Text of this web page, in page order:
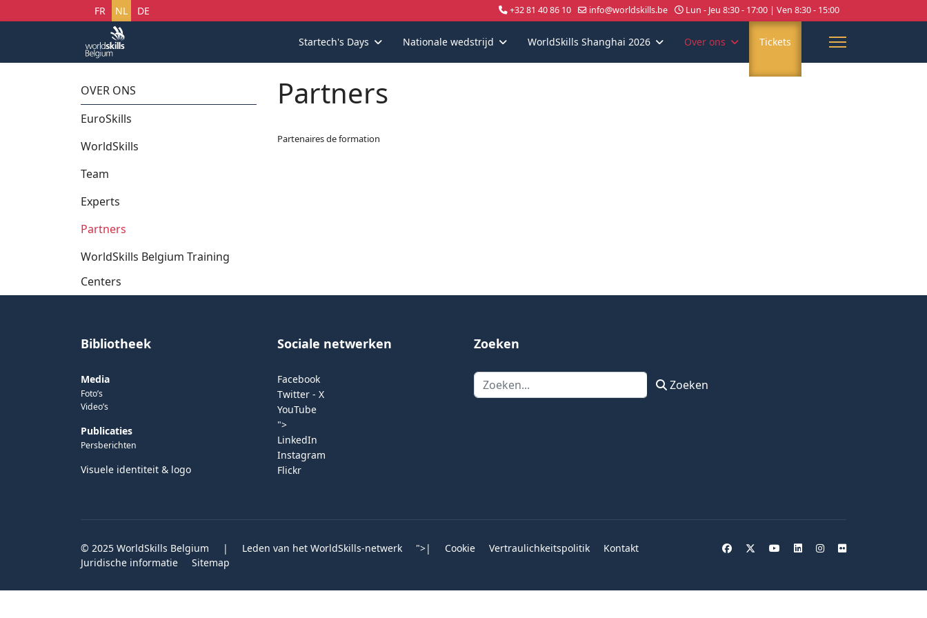
Selecteer uw taal
FR NL DE +32 81 40 86 10 info@worldskills.be Lun - Jeu 8:30 - 17:00 | Ven 8:30 - 15:00
Startech's Days Nationale wedstrijd WorldSkills Shanghai 2026 Over ons Tickets
OVER ONS
EuroSkills
WorldSkills
Team
Experts
Partners
WorldSkills Belgium Training
Centers
Partners
Partenaires de formation
Bibliotheek
Media
Foto’s
Video’s
Publicaties
Persberichten
Visuele identiteit & logo
Sociale netwerken
Facebook
Twitter - X
YouTube
">
LinkedIn
Instagram
Flickr
Zoeken
Zoeken Zoeken
© 2025 WorldSkills Belgium | Leden van het WorldSkills-netwerk ">| Cookie Vertraulichkeitspolitik
Kontakt
Juridische informatie
Sitemap